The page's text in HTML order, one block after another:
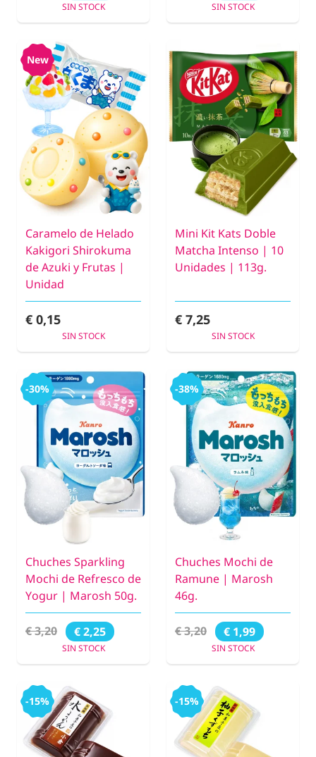
SIN STOCK SIN STOCK
New
Caramelo de Helado
Kakigori Shirokuma
de Azuki y Frutas |
Unidad
€ 0,15
SIN STOCK
Mini Kit Kats Doble
Matcha Intenso | 10
Unidades | 113g.
€ 7,25
SIN STOCK
-30%
Chuches Sparkling
Mochi de Refresco de
Yogur | Marosh 50g.
€ 3,20 € 2,25
SIN STOCK
-38%
Chuches Mochi de
Ramune | Marosh
46g.
€ 3,20 € 1,99
SIN STOCK
-15% -15%